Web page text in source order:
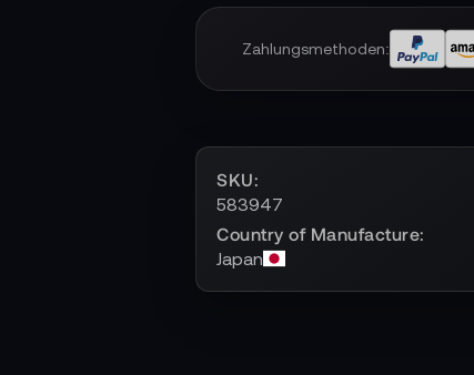
Zahlungsmethoden:
SKU
583947
Country of Manufacture
Japan